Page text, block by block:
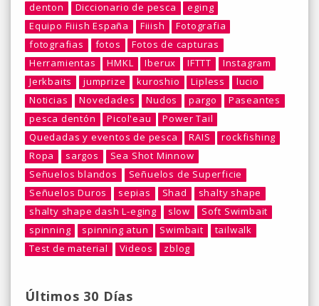
denton
Diccionario de pesca
eging
Equipo Fiiish España
Fiiish
Fotografia
fotografias
fotos
Fotos de capturas
Herramientas
HMKL Iberux IFTTT
Instagram
Jerkbaits
jumprize kuroshio Lipless
lucio
Noticias
Novedades Nudos pargo
Paseantes
pesca dentón
Picol'eau
Power Tail
Quedadas y eventos de pesca
RAIS
rockfishing
Ropa
sargos
Sea Shot Minnow
Señuelos blandos
Señuelos de Superficie
Señuelos Duros
sepias Shad
shalty shape
shalty shape dash L-eging
slow
Soft Swimbait
spinning
spinning atun Swimbait
tailwalk
Test de material
Videos zblog
Últimos 30 Días